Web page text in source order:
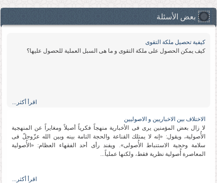
بعض الأسئلة
كیفیة تحصیل ملكة التقوى
كیف یمكن الحصول على ملكة التقوى و ما هی السبل العملیة للحصول علیها؟
اقرأ أكثر...
الاختلاف بین الاخباریین و الاصولیین
لا زال بعض المؤمنین یرى فی الأخباریة منهجاً فكریاً أصیلاً ومغایراً عن المنهجیة
الأُصولیة، ویقول: «إنه لا یمتلك القناعة والحجة التامة بینه وبین الله عزّوجلّ فی
سلامة وحجیة الاستنباط الأُصولی». ویفند رأی أحد الفقهاء العظام: «الأُصولیة
المعاصرة أُصولیة نظریة فقط، ولكنها عملیاً...
اقرأ أكثر...